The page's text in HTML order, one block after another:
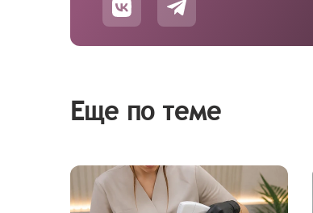
Еще по теме